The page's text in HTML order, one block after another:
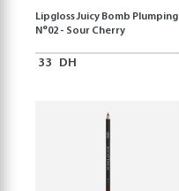
Lipgloss Juicy Bomb Plumping
N°02 - Sour Cherry
33 DH